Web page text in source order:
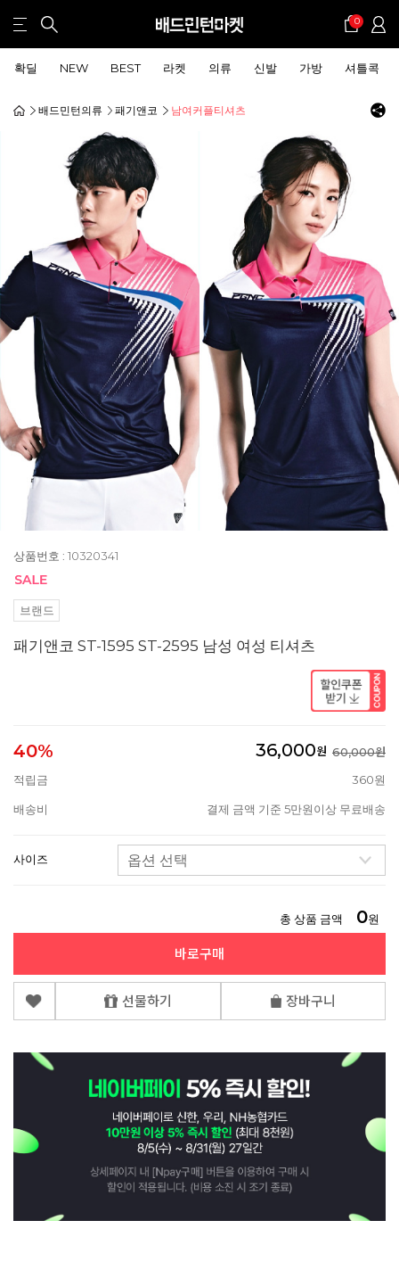
0
확딜 NEW BEST 라켓 의류 신발 가방 셔틀콕
배드민턴의류 패기앤코 남여커플티셔츠
상품번호 : 10320341
브랜드
패기앤코 ST-1595 ST-2595 남성 여성 티셔츠
40% 36,000원 60,000원
적립금
360원
배송비 결제 금액 기준 5만원이상 무료배송
사이즈
총 상품 금액 0원
바로구매
선물하기 장바구니